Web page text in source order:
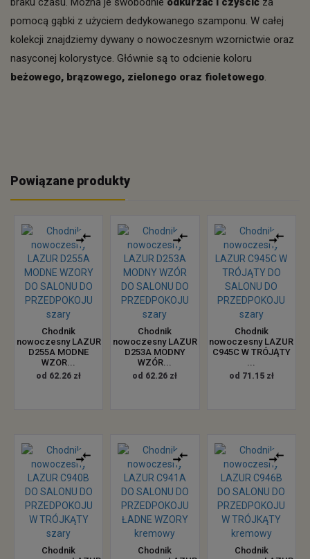
pomocą gąbki z użyciem dedykowanego szamponu. W całej
kolekcji znajdziemy dywany o nowoczesnym wzornictwie oraz
nasyconej kolorystyce. Głównie są to odcienie koloru
beżowego, brązowego, zielonego oraz fioletowego.
Powiązane produkty
Chodnik
nowoczesny LAZUR
D255A MODNE
WZOR...
od 62.26 zł
Chodnik
nowoczesny LAZUR
D253A MODNY
WZÓR...
od 62.26 zł
Chodnik
nowoczesny LAZUR
C945C W TRÓJĄTY
...
od 71.15 zł
Chodnik
Chodnik
Chodnik